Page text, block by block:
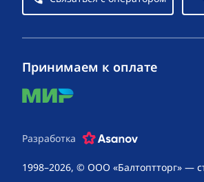
1998–2026, © ООО «Балтоптторг» —
Принимаем к оплате
mir
Разработка